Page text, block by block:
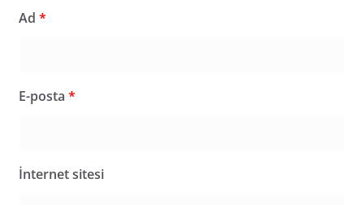
Ad *
E-posta *
İnternet sitesi